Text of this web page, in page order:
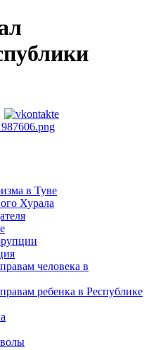
в Туве
Хурала
человека в
ребенка в Республике